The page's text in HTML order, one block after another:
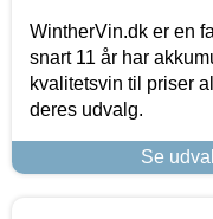
WintherVin.dk er en
snart 11 år har
kvalitetsvin til priser
deres udvalg.
Se